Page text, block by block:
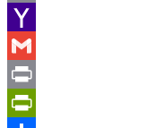
Email
Yahoo
Mail
Gmail
Print